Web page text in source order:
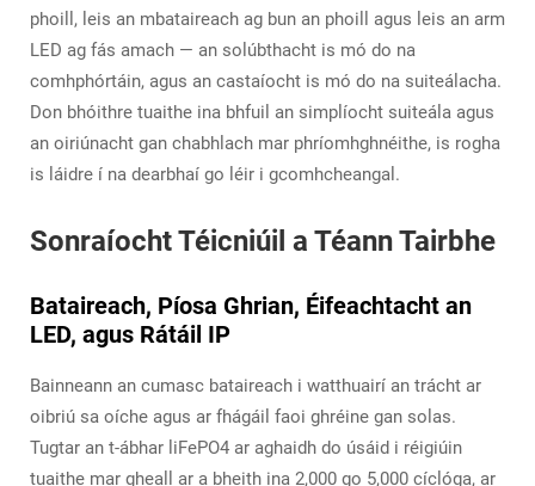
phoill, leis an mbataireach ag bun an phoill agus leis an arm
LED ag fás amach — an solúbthacht is mó do na
comhphórtáin, agus an castaíocht is mó do na suiteálacha.
Don bhóithre tuaithe ina bhfuil an simplíocht suiteála agus
an oiriúnacht gan chabhlach mar phríomhghnéithe, is rogha
is láidre í na dearbhaí go léir i gcomhcheangal.
Sonraíocht Téicniúil a Téann Tairbhe
Bataireach, Píosa Ghrian, Éifeachtacht an
LED, agus Rátáil IP
Bainneann an cumasc bataireach i watthuairí an trácht ar
oibriú sa oíche agus ar fhágáil faoi ghréine gan solas.
Tugtar an t-ábhar liFePO4 ar aghaidh do úsáid i réigiúin
tuaithe mar gheall ar a bheith ina 2,000 go 5,000 cíclóga, ar